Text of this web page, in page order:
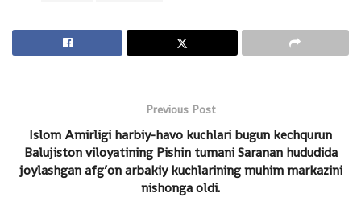
Previous Post
Islom Amirligi harbiy-havo kuchlari bugun kechqurun
Balujiston viloyatining Pishin tumani Saranan hududida
joylashgan afg’on arbakiy kuchlarining muhim markazini
nishonga oldi.